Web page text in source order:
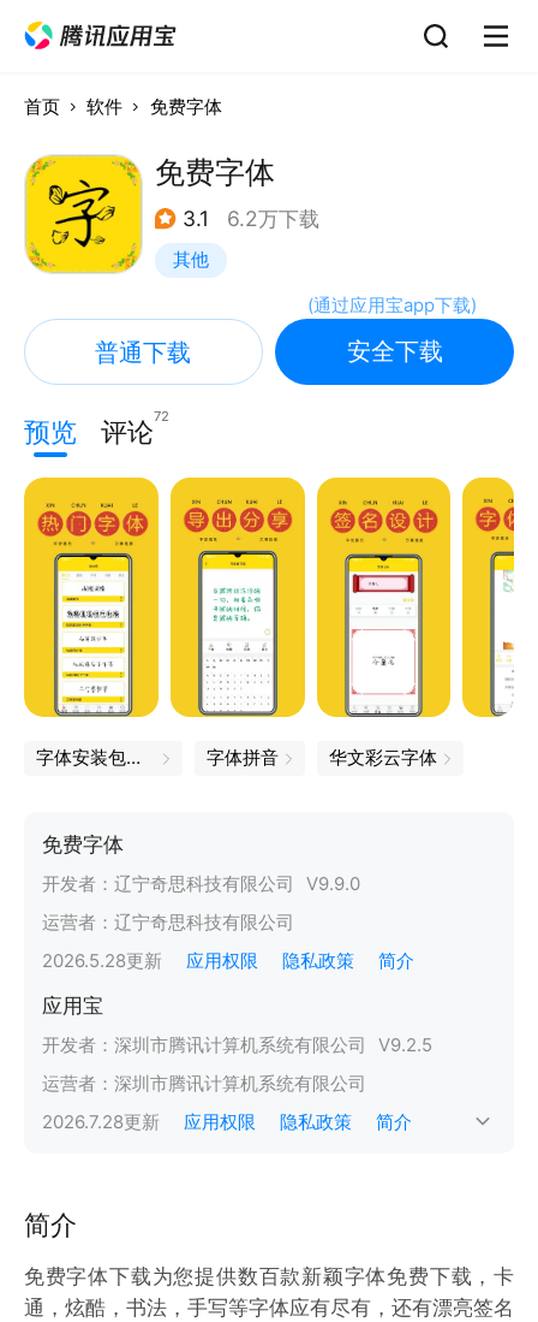
首页 软件 免费字体
免费字体
3.1 6.2万下载
其他
(通过应用宝app下载)
普通下载 安全下载
预览 评论72
字体安装包下载 字体拼音 华文彩云字体
免费字体
开发者： 辽宁奇思科技有限公司 V9.9.0
运营者： 辽宁奇思科技有限公司
2026.5.28更新 应用权限 隐私政策 简介
应用宝
开发者： 深圳市腾讯计算机系统有限公司 V9.2.5
运营者： 深圳市腾讯计算机系统有限公司
2026.7.28更新 应用权限 隐私政策 简介
简介
免费字体下载为您提供数百款新颖字体免费下载，卡
通，炫酷，书法，手写等字体应有尽有，还有漂亮签名